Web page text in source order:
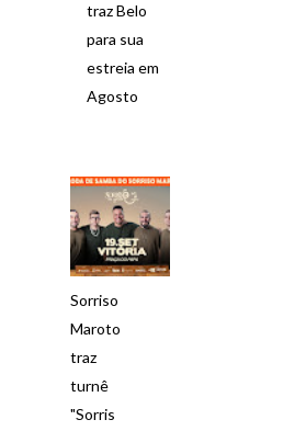
traz Belo
para sua
estreia em
Agosto
Sorriso
Maroto
traz
turnê
"Sorris